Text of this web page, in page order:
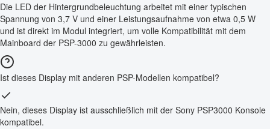
Die LED der Hintergrundbeleuchtung arbeitet mit einer typischen
Spannung von 3,7 V und einer Leistungsaufnahme von etwa 0,5 W
und ist direkt im Modul integriert, um volle Kompatibilität mit dem
Mainboard der PSP-3000 zu gewährleisten.
Ist dieses Display mit anderen PSP-Modellen kompatibel?
Nein, dieses Display ist ausschließlich mit der Sony PSP3000 Konsole
kompatibel.